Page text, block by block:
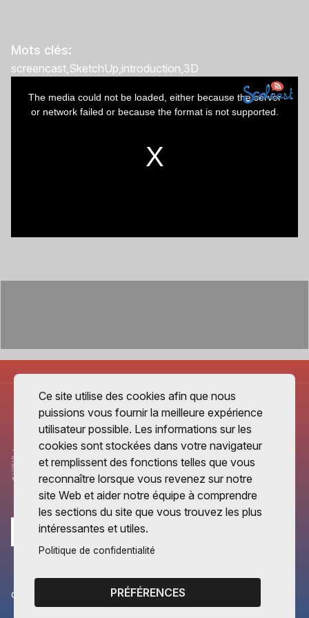
Mots clés:
screencast SketchUp introduction 3D
The media could not be loaded, either because the server
or network failed or because the format is not supported.
CANTONS PARTENAIRES
Vaud
Ce site utilise des cookies afin que nous
puissions vous fournir la meilleure expérience
utilisateur possible. Les informations sur les
cookies sont stockées dans votre navigateur
et remplissent des fonctions telles que vous
reconnaître lorsque vous revenez sur notre
site Web et aider notre équipe à comprendre
les sections du site que vous trouvez les plus
intéressantes et utiles.
Politique de confidentialité
PRÉFÉRENCES